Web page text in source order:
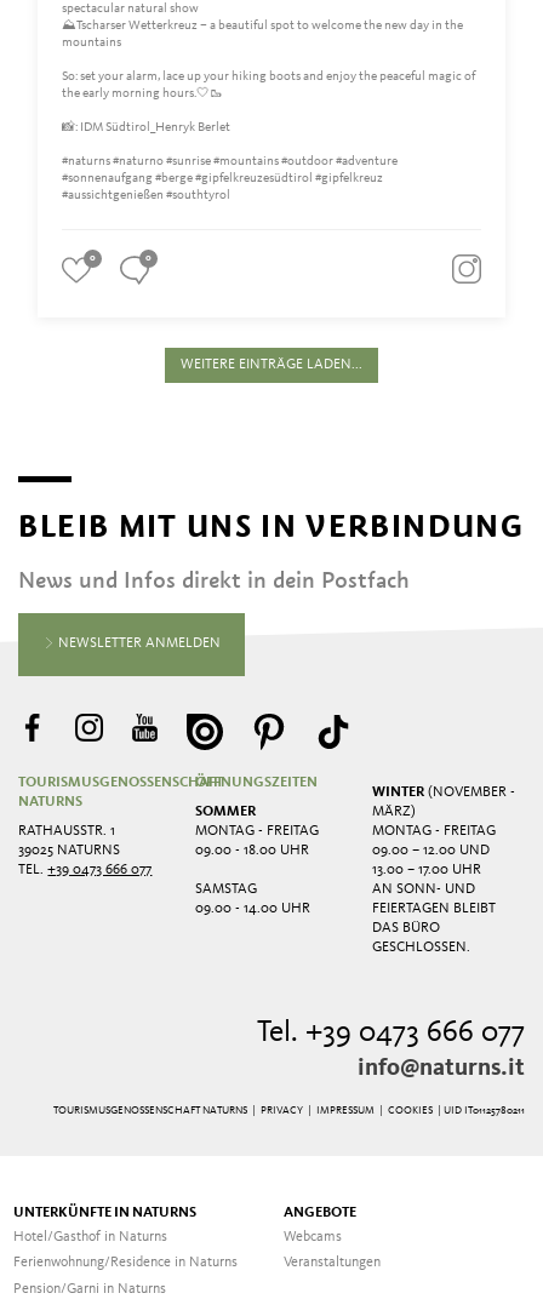
spectacular natural show
⛰️Tscharser Wetterkreuz – a beautiful spot to welcome the new day in the
mountains
So: set your alarm, lace up your hiking boots and enjoy the peaceful magic of
the early morning hours.🤍🥾
📸: IDM Südtirol_Henryk Berlet
#naturns #naturno #sunrise #mountains #outdoor #adventure
#sonnenaufgang #berge #gipfelkreuzesüdtirol #gipfelkreuz
#aussichtgenießen #southtyrol
0 0
WEITERE EINTRÄGE LADEN...
BLEIB MIT UNS IN VERBINDUNG
News und Infos direkt in dein Postfach
NEWSLETTER ANMELDEN
TOURISMUSGENOSSENSCHAFT
NATURNS
RATHAUSSTR. 1
39025 NATURNS
TEL.+39 0473 666 077
ÖFFNUNGSZEITEN
SOMMER
MONTAG - FREITAG
09.00 - 18.00 UHR
SAMSTAG
09.00 - 14.00 UHR
WINTER(NOVEMBER -
MÄRZ)
MONTAG - FREITAG
09.00 – 12.00 UND
13.00 – 17.00 UHR
AN SONN- UND
FEIERTAGEN BLEIBT
DAS BÜRO
GESCHLOSSEN.
Tel. +39 0473 666 077
info@naturns.it
TOURISMUSGENOSSENSCHAFT NATURNS | PRIVACY| IMPRESSUM| COOKIES | UID IT01125780211
UNTERKÜNFTE IN NATURNS
Hotel/Gasthof in Naturns
Ferienwohnung/Residence in Naturns
Pension/Garni in Naturns
ANGEBOTE
Webcams
Veranstaltungen